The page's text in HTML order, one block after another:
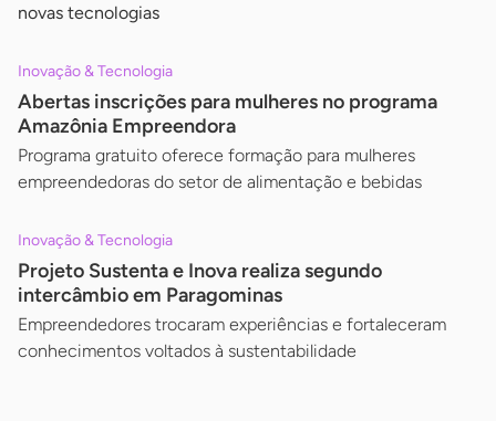
novas tecnologias
Inovação & Tecnologia
Abertas inscrições para mulheres no programa
Amazônia Empreendora
Programa gratuito oferece formação para mulheres
empreendedoras do setor de alimentação e bebidas
Inovação & Tecnologia
Projeto Sustenta e Inova realiza segundo
intercâmbio em Paragominas
Empreendedores trocaram experiências e fortaleceram
conhecimentos voltados à sustentabilidade